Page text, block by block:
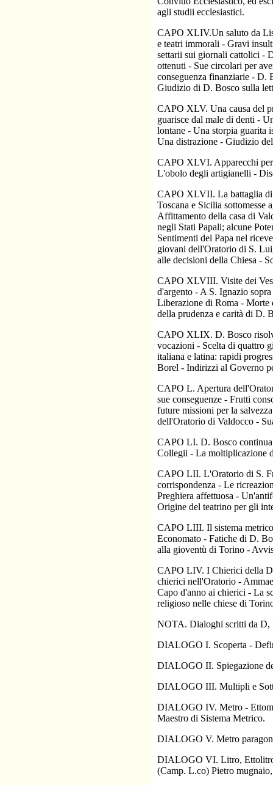
agli studii ecclesiastici.
CAPO XLIV.Un saluto da
e teatri immorali - Gravi
settarii sui giornali cattolici -
ottenuti - Sue circolari per
conseguenza finanziarie - D.
Giudizio di D. Bosco sulla
CAPO XLV. Una causa del
guarisce dal male di denti -
lontane - Una storpia guarita
Una distrazione - Giudizio
CAPO XLVI. Apparecchi per
L'obolo degli artigianelli -
CAPO XLVII. La battaglia di
Toscana e Sicilia
Affittamento della casa di
negli Stati Papali; alcune
Sentimenti del Papa nel
giovani dell'Oratorio di S.
alle decisioni della Chiesa -
CAPO XLVIII. Visite dei
d'argento - A S. Ignazio
Liberazione di Roma -
della prudenza e carità di D.
CAPO XLIX. D. Bosco
vocazioni - Scelta di quattro
italiana e latina: rapidi
Borel - Indirizzi al Governo
CAPO L. Apertura
sue conseguenze - Frutti
future missioni per la
dell'Oratorio di Valdocco -
CAPO LI. D. Bosco
Collegii - La moltiplicazione
CAPO LII. L'Oratorio di S.
corrispondenza - Le
Preghiera affettuosa -
Origine del teatrino per gli
CAPO LIII. Il sistema
Economato - Fatiche di D.
alla gioventù di Torino -
CAPO LIV. I Chierici della
chierici nell'Oratorio -
Capo d'anno ai chierici - La
religioso nelle chiese di
NOTA. Dialoghi scritti da D,
DIALOGO I. Scoperta -
DIALOGO II. Spiegazione
DIALOGO III. Multipli e
DIALOGO IV. Metro -
Maestro di Sistema Metrico.
DIALOGO V. Metro
DIALOGO VI. Litro,
(Camp. L.co) Pietro